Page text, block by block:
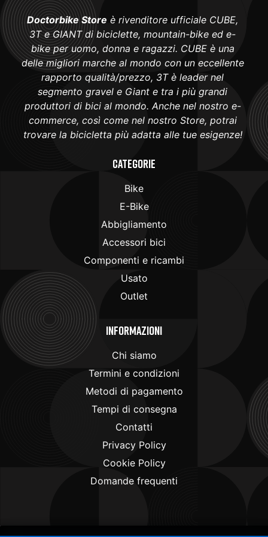
Doctorbike Store è rivenditore ufficiale CUBE,
3T e GIANT di biciclette, mountain-bike ed e-
bike per uomo, donna e ragazzi. CUBE è una
delle migliori marche al mondo con un eccellente
rapporto qualità/prezzo, 3T è leader nel
segmento gravel e Giant e tra i più grandi
produttori di bici al mondo. Anche nel nostro e-
commerce, così come nel nostro Store, potrai
trovare la bicicletta più adatta alle tue esigenze!
Categorie
Bike
E-Bike
Abbigliamento
Accessori bici
Componenti e ricambi
Usato
Outlet
Informazioni
Chi siamo
Termini e condizioni
Metodi di pagamento
Tempi di consegna
Contatti
Privacy Policy
Cookie Policy
Domande frequenti